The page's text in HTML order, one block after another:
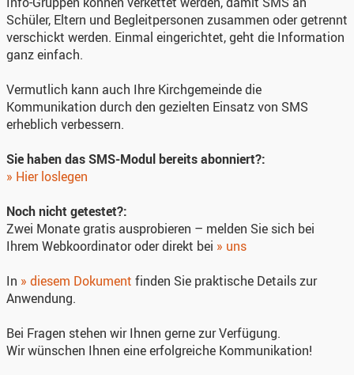
Schüler, Eltern und Begleitpersonen zusammen oder getrennt
verschickt werden. Einmal eingerichtet, geht die Information
ganz einfach.
Vermutlich kann auch Ihre Kirchgemeinde die
Kommunikation durch den gezielten Einsatz von SMS
erheblich verbessern.
Sie haben das SMS-Modul bereits abonniert?:
» Hier loslegen
Noch nicht getestet?:
Zwei Monate gratis ausprobieren – melden Sie sich bei
Ihrem Webkoordinator oder direkt bei » uns
In » diesem Dokument finden Sie praktische Details zur
Anwendung.
Bei Fragen stehen wir Ihnen gerne zur Verfügung.
Wir wünschen Ihnen eine erfolgreiche Kommunikation!